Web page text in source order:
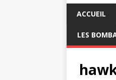
ACCUEIL
LES